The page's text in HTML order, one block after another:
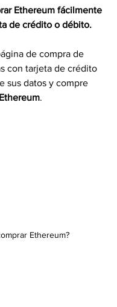
Ethereum fácilmente
de crédito o débito.
de compra de
con tarjeta de crédito
sus datos y compre
Ethereum.
Ethereum?